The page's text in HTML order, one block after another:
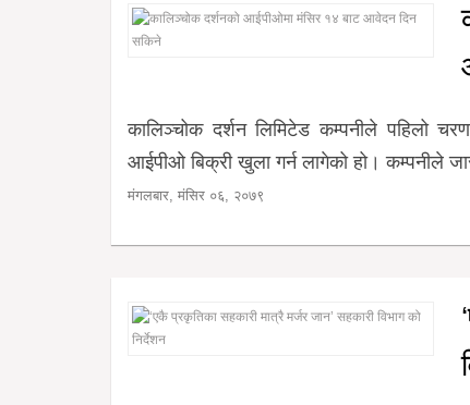
कालिञ्चोक दर्शन लिमिटेड कम्पनीले पहिलो
आईपीओ बिक्री खुला गर्न लागेको हो। कम्पनीले
मंगलबार, मंसिर ०६, २०७९